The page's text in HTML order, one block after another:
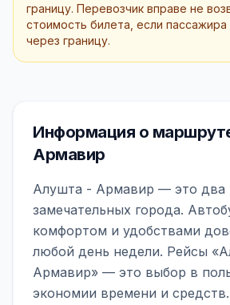
границу. Перевозчик вправе не
стоимость билета, если пассажира
через границу.
Информация о
Армавир
Алушта - Армавир — это два
замечательных города.
комфортом и удобствами
любой день недели. Рейсы
Армавир» — это выбор в
экономии времени и